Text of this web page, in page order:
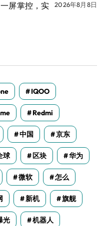
屏掌控，实
2026年8月8日
IQOO
Redmi
中国 京东
球 区块 华为
微软 怎么
新机 旗舰
光 机器人